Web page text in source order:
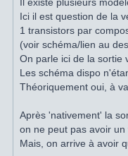
Ici il est question de la
1 transistors par
(voir schéma/lien au
On parle ici de la sortie
Les schéma dispo
Théoriquement oui, à
Après 'nativement' la
on ne peut pas avoir
Mais, on arrive à avoir